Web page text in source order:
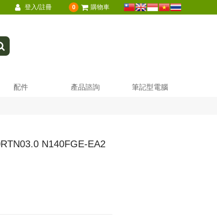
登入/註冊 0 購物車
配件 產品諮詢 筆記型電腦
N140FGE-EA2